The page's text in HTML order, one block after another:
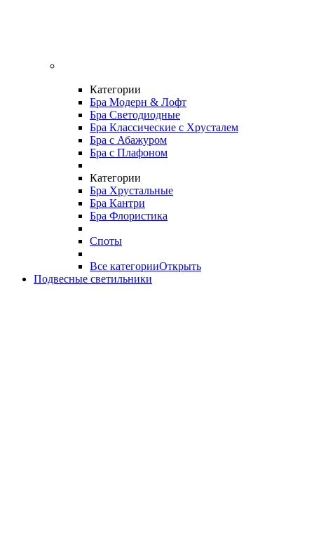
Категории
Бра Модерн & Лофт
Бра Светодиодные
Бра Классические с Хрусталем
Бра с Абажуром
Бра с Плафоном
Категории
Бра Хрустальные
Бра Кантри
Бра Флористика
Споты
Все категорииОткрыть
Подвесные светильники